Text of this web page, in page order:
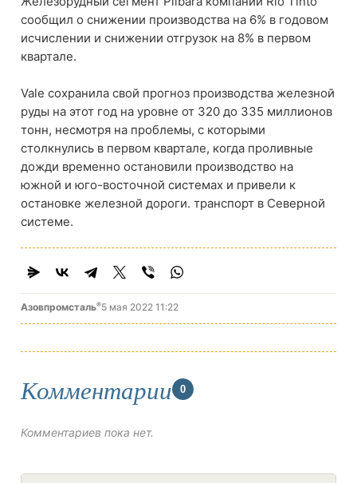
сообщил о снижении производства на 6% в годовом
исчислении и снижении отгрузок на 8% в первом
квартале.
Vale сохранила свой прогноз производства железной
руды на этот год на уровне от 320 до 335 миллионов
тонн, несмотря на проблемы, с которыми
столкнулись в первом квартале, когда проливные
дожди временно остановили производство на
южной и юго-восточной системах и привели к
остановке железной дороги. транспорт в Северной
системе.
Азовпромсталь®5 мая 2022 11:22
Комментарии 0
Комментариев пока нет.